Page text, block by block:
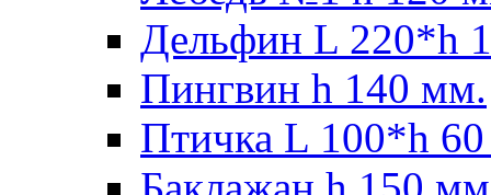
Дельфин L 220*h
Пингвин h 140 мм.
Птичка L 100*h